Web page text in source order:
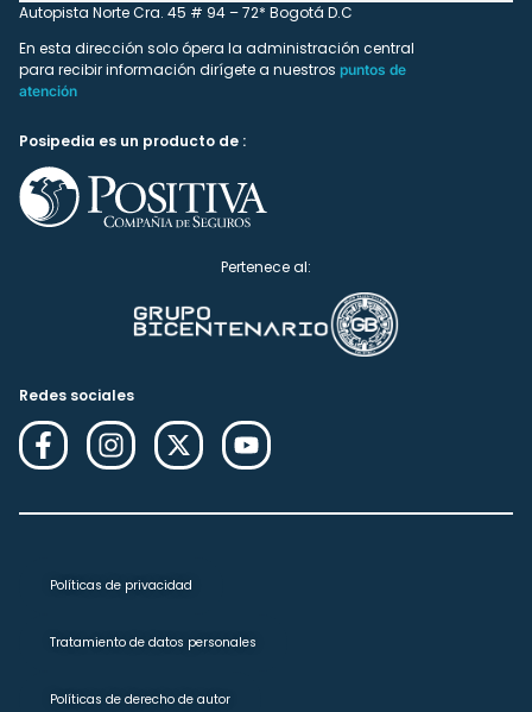
Autopista Norte Cra. 45 # 94 – 72* Bogotá D.C
En esta dirección solo ópera la administración central
para recibir información dirígete a nuestros puntos de
atención
Posipedia es un producto de :
Pertenece al:
Redes sociales
Políticas de privacidad
Tratamiento de datos personales
Políticas de derecho de autor